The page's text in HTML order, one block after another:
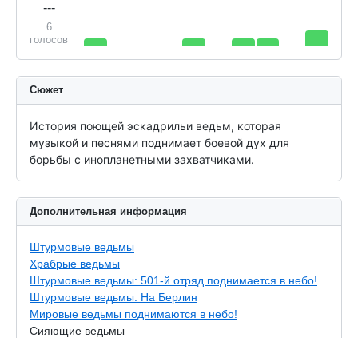
---
6
голосов
Сюжет
История поющей эскадрильи ведьм, которая
музыкой и песнями поднимает боевой дух для
борьбы с инопланетными захватчиками.
Дополнительная информация
Штурмовые ведьмы
Храбрые ведьмы
Штурмовые ведьмы: 501-й отряд поднимается в небо!
Штурмовые ведьмы: На Берлин
Мировые ведьмы поднимаются в небо!
Сияющие ведьмы